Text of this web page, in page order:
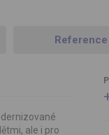
Reference
ale i pro